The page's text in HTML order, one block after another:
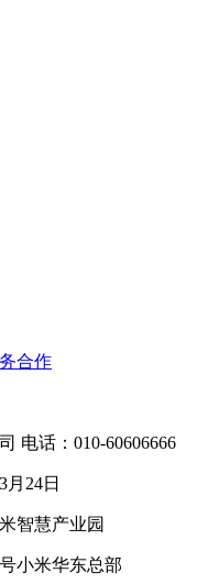
合作
电话：010-60606666
月24日
智慧产业园
小米华东总部